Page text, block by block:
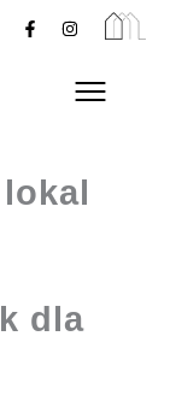
F
a
I
n
a
g
Flyout
dla